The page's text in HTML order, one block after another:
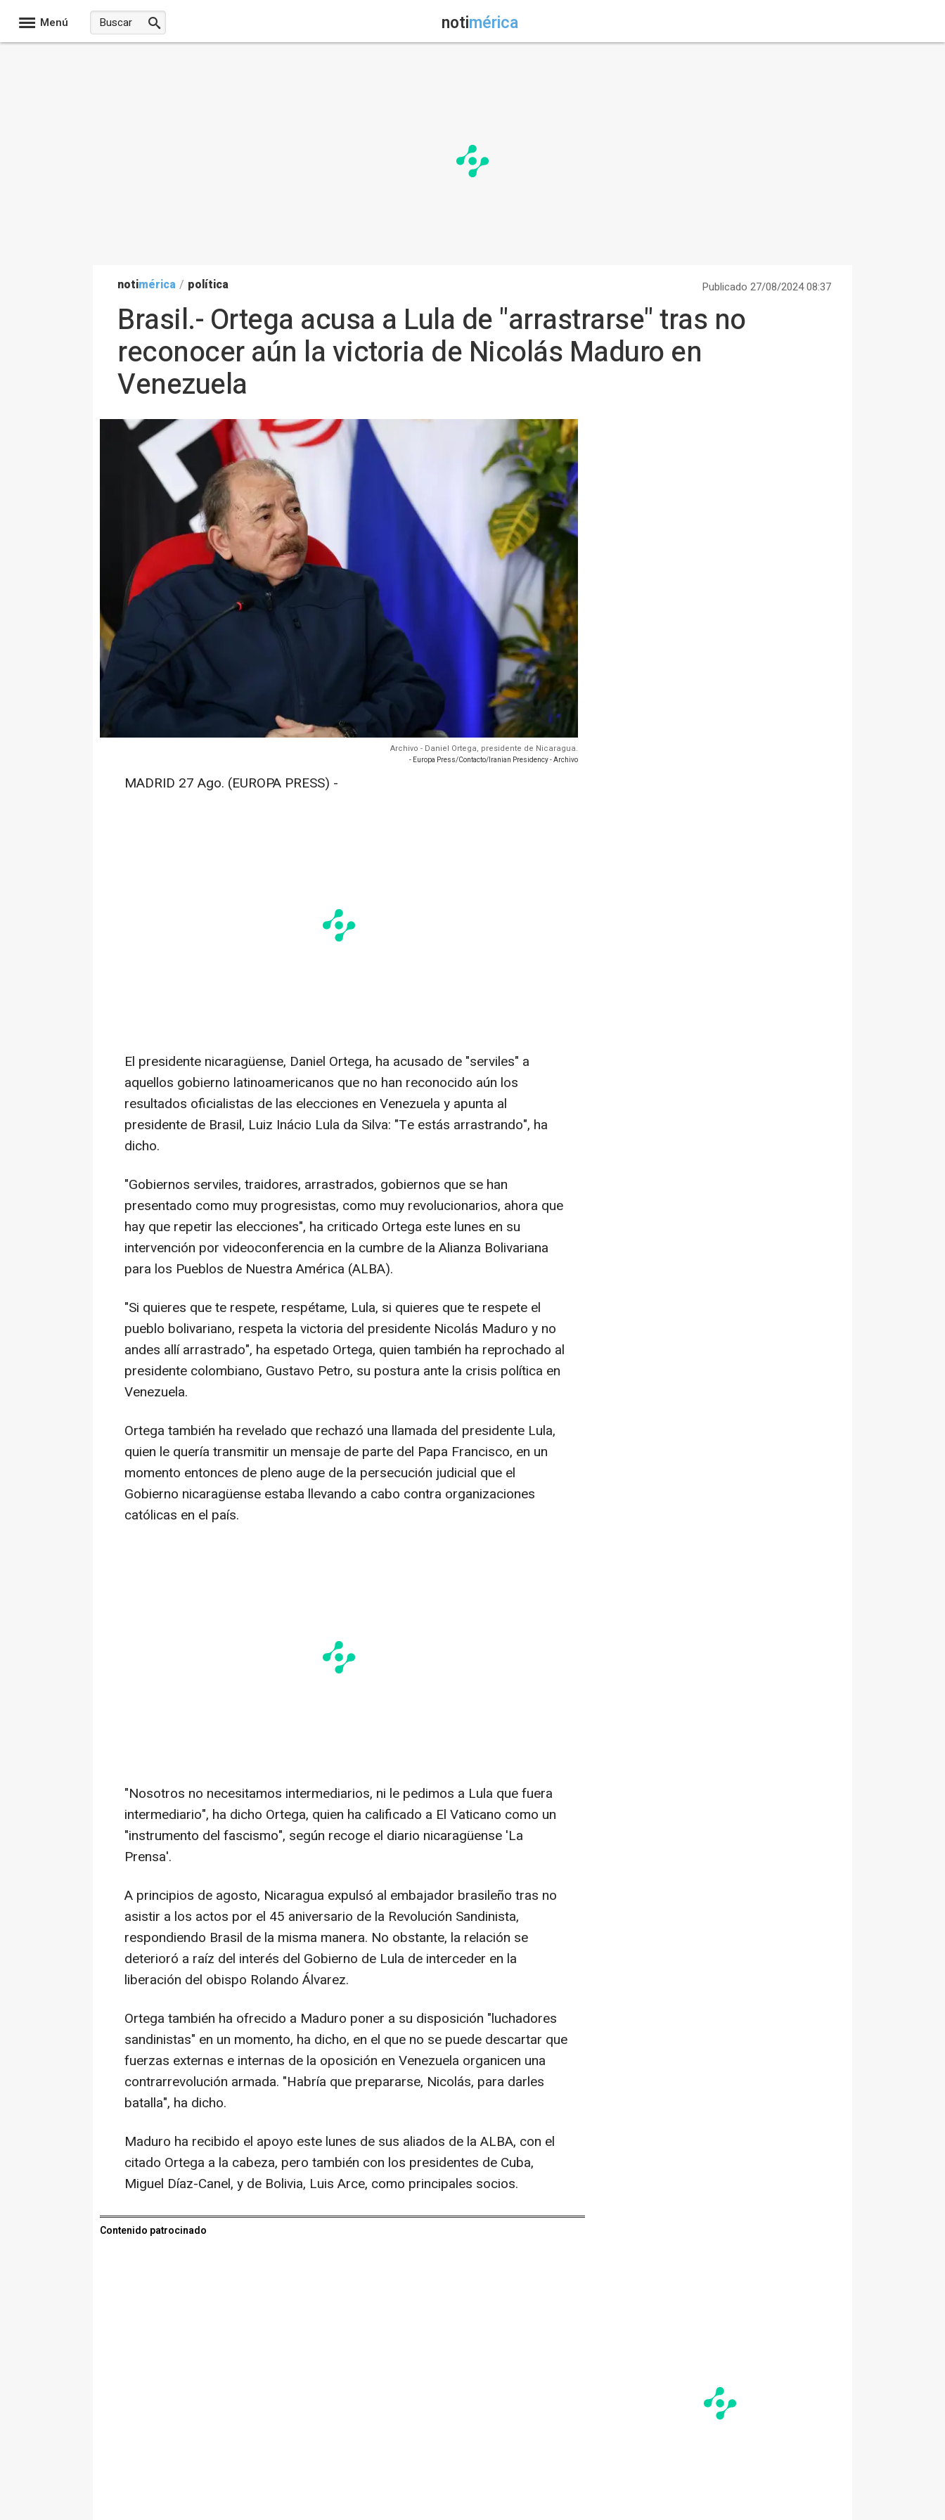
Menú notimérica
notimérica / política Publicado 27/08/2024 08:37
Brasil.- Ortega acusa a Lula de "arrastrarse" tras no
reconocer aún la victoria de Nicolás Maduro en
Venezuela
Archivo - Daniel Ortega, presidente de Nicaragua.
- Europa Press/Contacto/Iranian Presidency - Archivo
MADRID 27 Ago. (EUROPA PRESS) -
El presidente nicaragüense, Daniel Ortega, ha acusado de "serviles" a
aquellos gobierno latinoamericanos que no han reconocido aún los
resultados oficialistas de las elecciones en Venezuela y apunta al
presidente de Brasil, Luiz Inácio Lula da Silva: "Te estás arrastrando", ha
dicho.
"Gobiernos serviles, traidores, arrastrados, gobiernos que se han
presentado como muy progresistas, como muy revolucionarios, ahora que
hay que repetir las elecciones", ha criticado Ortega este lunes en su
intervención por videoconferencia en la cumbre de la Alianza Bolivariana
para los Pueblos de Nuestra América (ALBA).
"Si quieres que te respete, respétame, Lula, si quieres que te respete el
pueblo bolivariano, respeta la victoria del presidente Nicolás Maduro y no
andes allí arrastrado", ha espetado Ortega, quien también ha reprochado al
presidente colombiano, Gustavo Petro, su postura ante la crisis política en
Venezuela.
Ortega también ha revelado que rechazó una llamada del presidente Lula,
quien le quería transmitir un mensaje de parte del Papa Francisco, en un
momento entonces de pleno auge de la persecución judicial que el
Gobierno nicaragüense estaba llevando a cabo contra organizaciones
católicas en el país.
"Nosotros no necesitamos intermediarios, ni le pedimos a Lula que fuera
intermediario", ha dicho Ortega, quien ha calificado a El Vaticano como un
"instrumento del fascismo", según recoge el diario nicaragüense 'La
Prensa'.
A principios de agosto, Nicaragua expulsó al embajador brasileño tras no
asistir a los actos por el 45 aniversario de la Revolución Sandinista,
respondiendo Brasil de la misma manera. No obstante, la relación se
deterioró a raíz del interés del Gobierno de Lula de interceder en la
liberación del obispo Rolando Álvarez.
Ortega también ha ofrecido a Maduro poner a su disposición "luchadores
sandinistas" en un momento, ha dicho, en el que no se puede descartar que
fuerzas externas e internas de la oposición en Venezuela organicen una
contrarrevolución armada. "Habría que prepararse, Nicolás, para darles
batalla", ha dicho.
Maduro ha recibido el apoyo este lunes de sus aliados de la ALBA, con el
citado Ortega a la cabeza, pero también con los presidentes de Cuba,
Miguel Díaz-Canel, y de Bolivia, Luis Arce, como principales socios.
Contenido patrocinado